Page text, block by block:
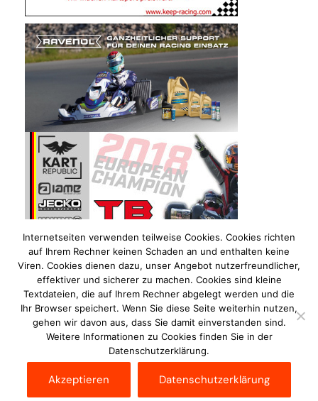
Kontakt
Internetseiten verwenden teilweise Cookies. Cookies richten
auf Ihrem Rechner keinen Schaden an und enthalten keine
Viren. Cookies dienen dazu, unser Angebot nutzerfreundlicher,
effektiver und sicherer zu machen. Cookies sind kleine
Textdateien, die auf Ihrem Rechner abgelegt werden und die
Ihr Browser speichert. Wenn Sie diese Seite weiterhin nutzen,
gehen wir davon aus, dass Sie damit einverstanden sind.
Weitere Informationen zu Cookies finden Sie in der
Datenschutzerklärung.
Akzeptieren Datenschutzerklärung